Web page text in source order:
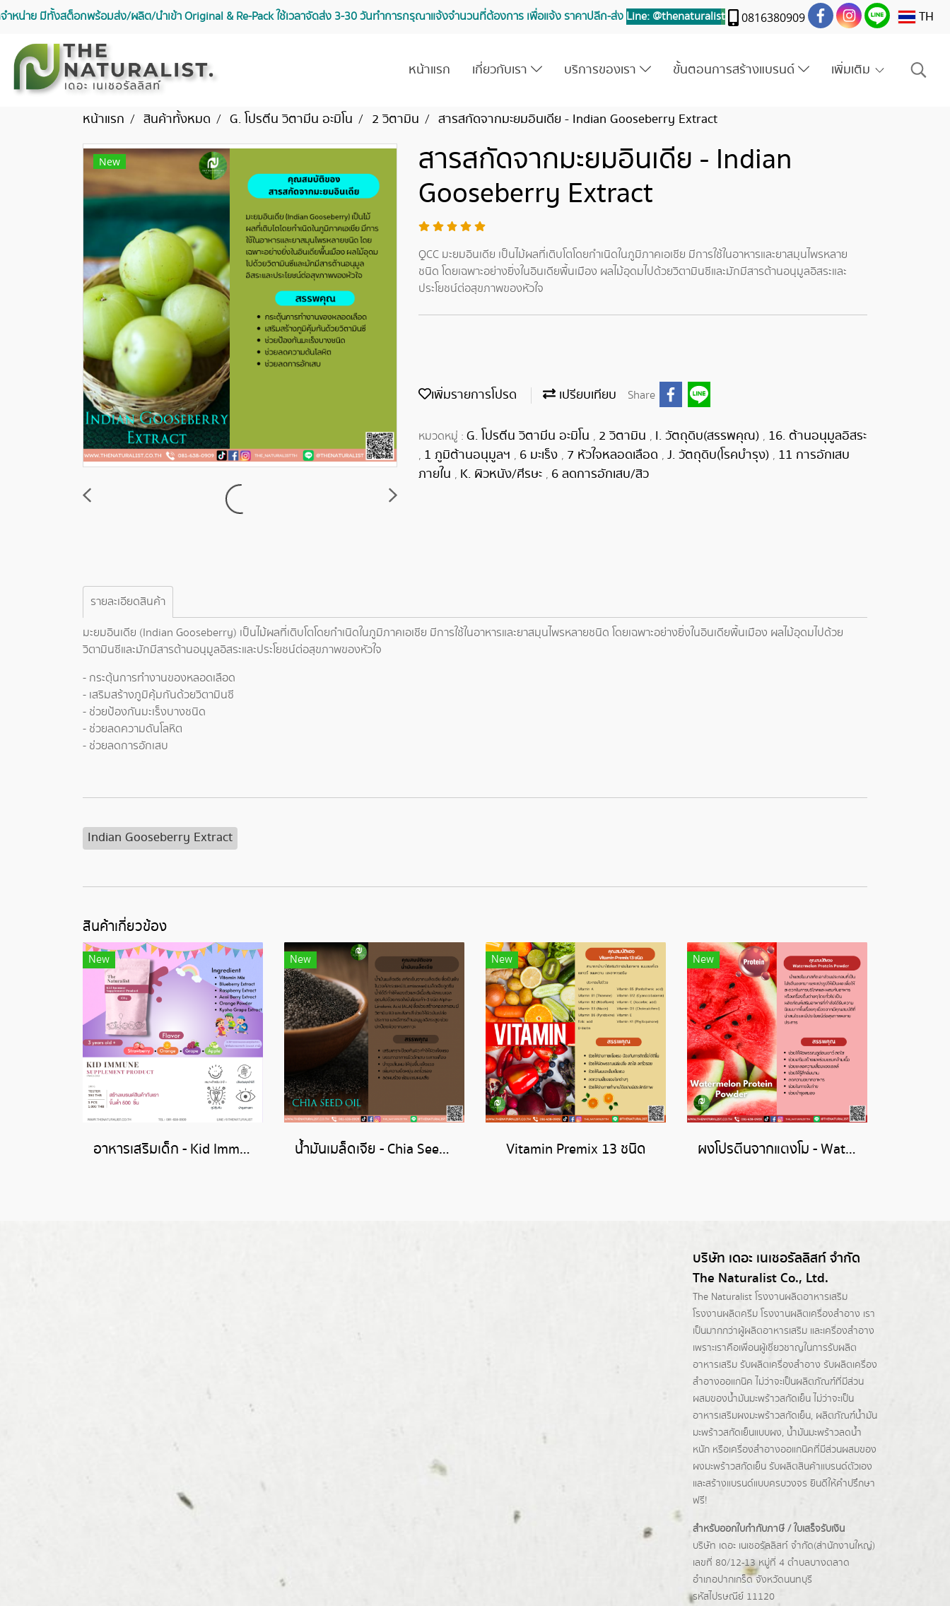
น่าย มีทั้งสต็อกพร้อมส่ง/ผลิต/นำเข้า Original & Re-Pack ใช้เวลาจัดส่ง 3-30 วันทำการ กรุณาแจ้งจำนวนที่ต้องการ เพื่อแจ้ง ราคาปลีก-ส่ง Line: @thenaturalist 0816380909 TH
หน้าแรก เกี่ยวกับเรา บริการของเรา ขั้นตอนการสร้างแบรนด์ เพิ่มเติม
หน้าแรก สินค้าทั้งหมด G. โปรตีน วิตามีน อะมิโน 2 วิตามิน สารสกัดจากมะยมอินเดีย - Indian Gooseberry Extract
New
สารสกัดจากมะยมอินเดีย - Indian
Gooseberry Extract
QCC มะยมอินเดีย เป็นไม้ผลที่เติบโตโดยกำเนิดในภูมิภาคเอเชีย มีการใช้ในอาหารและยาสมุนไพรหลาย
ชนิด โดยเฉพาะอย่างยิ่งในอินเดียพื้นเมือง ผลไม้อุดมไปด้วยวิตามินซีและมักมีสารต้านอนุมูลอิสระและ
ประโยชน์ต่อสุขภาพของหัวใจ
เพิ่มรายการโปรด เปรียบเทียบ Share
หมวดหมู่ : G. โปรตีน วิตามีน อะมิโน , 2 วิตามิน , I. วัตถุดิบ(สรรพคุณ) , 16. ต้านอนุมูลอิสระ
, 1 ภูมิต้านอนุมูลฯ , 6 มะเร็ง , 7 หัวใจหลอดเลือด , J. วัตถุดิบ(โรคบำรุง) , 11 การอักเสบ
ภายใน , K. ผิวหนัง/ศีรษะ , 6 ลดการอักเสบ/สิว
รายละเอียดสินค้า
มะยมอินเดีย (Indian Gooseberry) เป็นไม้ผลที่เติบโตโดยกำเนิดในภูมิภาคเอเชีย มีการใช้ในอาหารและยาสมุนไพรหลายชนิด โดยเฉพาะอย่างยิ่งในอินเดียพื้นเมือง ผลไม้อุดมไปด้วย
วิตามินซีและมักมีสารต้านอนุมูลอิสระและประโยชน์ต่อสุขภาพของหัวใจ
- กระตุ้นการทำงานของหลอดเลือด
- เสริมสร้างภูมิคุ้มกันด้วยวิตามินซี
- ช่วยป้องกันมะเร็งบางชนิด
- ช่วยลดความดันโลหิต
- ช่วยลดการอักเสบ
Indian Gooseberry Extract
สินค้าเกี่ยวข้อง
New
อาหารเสริมเด็ก - Kid Immune
New
น้ำมันเมล็ดเจีย - Chia Seed Oil
New
Vitamin Premix 13 ชนิด
New
ผงโปรตีนจากแตงโม - Watermelon Protein Powder
บริษัท เดอะ เนเชอรัลลิสท์ จำกัด
The Naturalist Co., Ltd.
The Naturalist โรงงานผลิตอาหารเสริม
โรงงานผลิตครีมโรงงานผลิตเครื่องสำอาง เรา
เป็นมากกว่าผู้ผลิตอาหารเสริมและเครื่องสำอาง
เพราะเราคือเพื่อนผู้เชี่ยวชาญในการรับผลิต
อาหารเสริม รับผลิตเครื่องสำอาง รับผลิตเครื่อง
สำอางออแกนิค ไม่ว่าจะเป็นผลิตภัณฑ์ที่มีส่วน
ผสมของน้ำมันมะพร้าวสกัดเย็น ไม่ว่าจะเป็น
อาหารเสริมผงมะพร้าวสกัดเย็น, ผลิตภัณฑ์น้ำมัน
มะพร้าวสกัดเย็นแบบผง, น้ำมันมะพร้าวลดน้ำ
หนักหรือเครื่องสำอางออแกนิคที่มีส่วนผสมของ
ผงมะพร้าวสกัดเย็น รับผลิตสินค้าแบรนด์ตัวเอง
และสร้างแบรนด์แบบครบวงจร ยินดีให้คำปรึกษา
ฟรี!
สำหรับออกใบกำกับภาษี / ใบเสร็จรับเงิน
บริษัท เดอะ เนเชอรัลลิสท์ จำกัด(ส่านักงานใหญ่)
เลขที่ 80/12-13 หมู่ที่ 4 ตำบลบางตลาด
อำเภอปากเกร็ดจังหวัดนนทบุรี
รหัสไปรษณีย์ 11120